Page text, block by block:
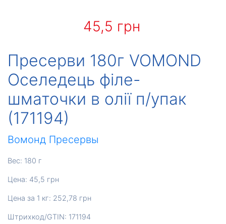
Пресерви 180г VOMOND
Оселедець філе-
шматочки в олії п/упак
(171194)
Вомонд Пресервы
Вес: 180 г
Цена: 45,5 грн
Цена за 1 кг: 252,78 грн
Штрихкод/GTIN: 171194
45,5 грн